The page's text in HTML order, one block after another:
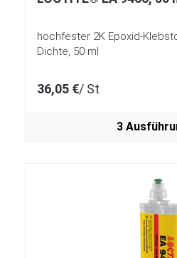
hochfester 2K Epoxid-
Dichte, 50 ml
36,05 €/ St
3